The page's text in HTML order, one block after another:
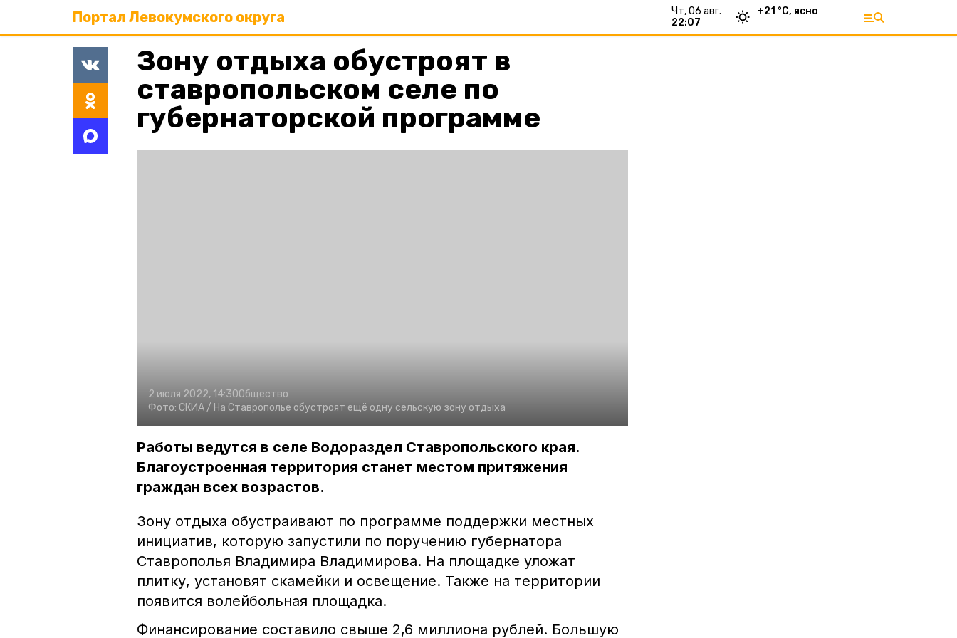
Портал Левокумского округа
чт, 06 авг.
22:07
+21 °С, ясно
Зону отдыха обустроят в
ставропольском селе по
губернаторской программе
2 июля 2022, 14:30Общество
Фото: СКИА / На Ставрополье обустроят ещё одну сельскую зону отдыха
Работы ведутся в селе Водораздел Ставропольского края.
Благоустроенная территория станет местом притяжения
граждан всех возрастов.
Зону отдыха обустраивают по программе поддержки местных
инициатив, которую запустили по поручению губернатора
Ставрополья Владимира Владимирова. На площадке уложат
плитку, установят скамейки и освещение. Также на территории
появится волейбольная площадка.
Финансирование составило свыше 2,6 миллиона рублей. Большую